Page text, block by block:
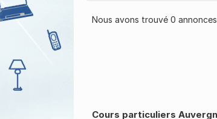
Nous avons trouvé 0 annonces
Cours particuliers